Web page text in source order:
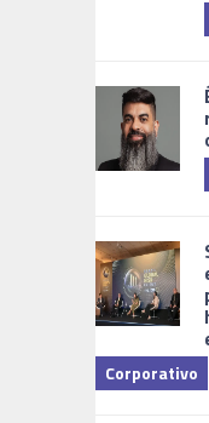
Corporativo